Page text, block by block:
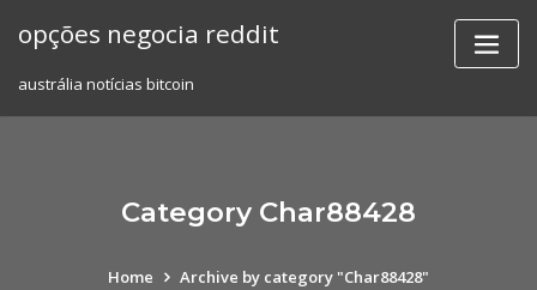
opções negocia reddit
austrália notícias bitcoin
Category Char88428
Home Archive by category "Char88428"